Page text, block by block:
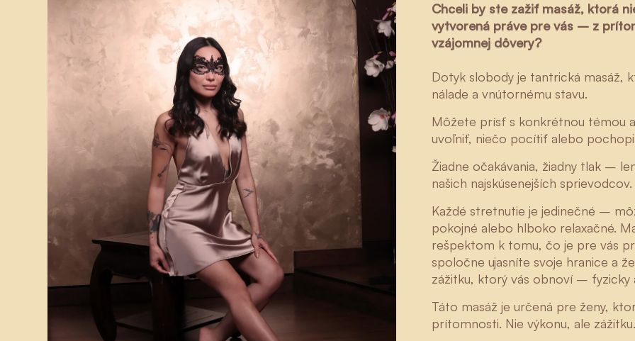
Chceli by ste zažiť masáž, ktorá
vytvorená práve pre vás – z
vzájomnej dôvery?
Dotyk slobody je tantrická masáž,
nálade a vnútornému stavu.
Môžete prísť s konkrétnou témou
uvoľniť, niečo pocítiť alebo
Žiadne očakávania, žiadny tlak –
našich najskúsenejších sprievodcov.
Každé stretnutie je jedinečné –
pokojné alebo hlboko relaxačné.
rešpektom k tomu, čo je pre vás
spoločne ujasníte svoje hranice a
zážitku, ktorý vás obnoví – fyzicky
Táto masáž je určená pre ženy,
prítomnosti. Nie výkonu, ale